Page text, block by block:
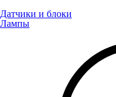
Датчики и блоки
Лампы